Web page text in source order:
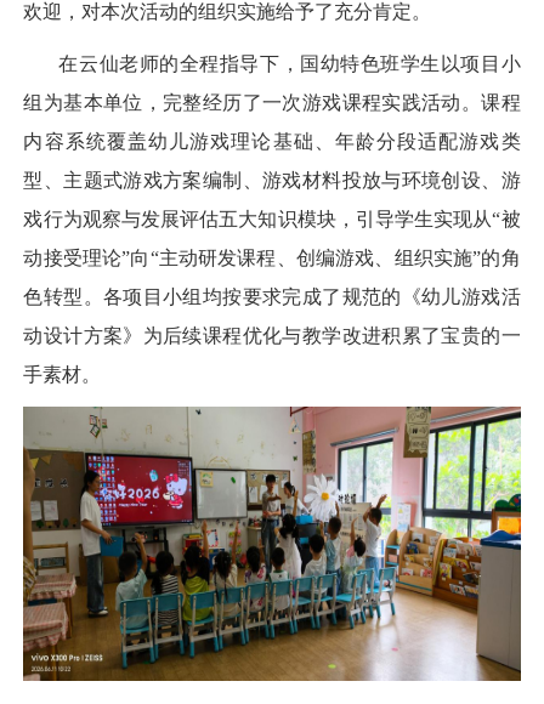
欢迎，对本次活动的组织实施给予了充分肯定。
在云仙老师的全程指导下，国幼特色班学生以项目小
组为基本单位，完整经历了一次游戏课程实践活动。课程
内容系统覆盖幼儿游戏理论基础、年龄分段适配游戏类
型、主题式游戏方案编制、游戏材料投放与环境创设、游
戏行为观察与发展评估五大知识模块，引导学生实现从“被
动接受理论”向“主动研发课程、创编游戏、组织实施”的角
色转型。各项目小组均按要求完成了规范的《幼儿游戏活
动设计方案》为后续课程优化与教学改进积累了宝贵的一
手素材。